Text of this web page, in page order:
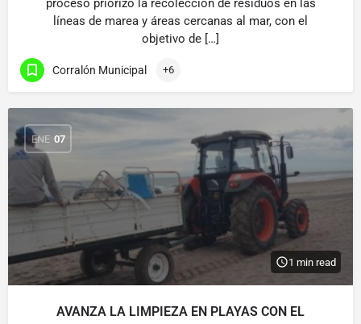
proceso priorizó la recolección de residuos en las
líneas de marea y áreas cercanas al mar, con el
objetivo de […]
Corralón Municipal +6
ENE 07
1 min read
AVANZA LA LIMPIEZA EN PLAYAS CON EL